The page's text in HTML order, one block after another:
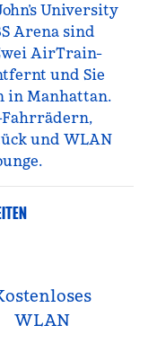
University
Arena sind
AirTrain-
und Sie
in Manhattan.
und WLAN
WLAN